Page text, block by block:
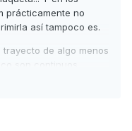
prácticamente no
así tampoco es.
de algo menos
son continuos
que me obliga a